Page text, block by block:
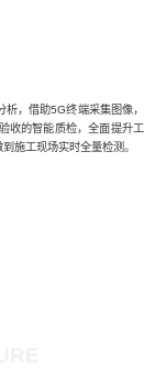
，借助5G终端采集图像，
收的智能质检，全面提升工
施工现场实时全量检测。